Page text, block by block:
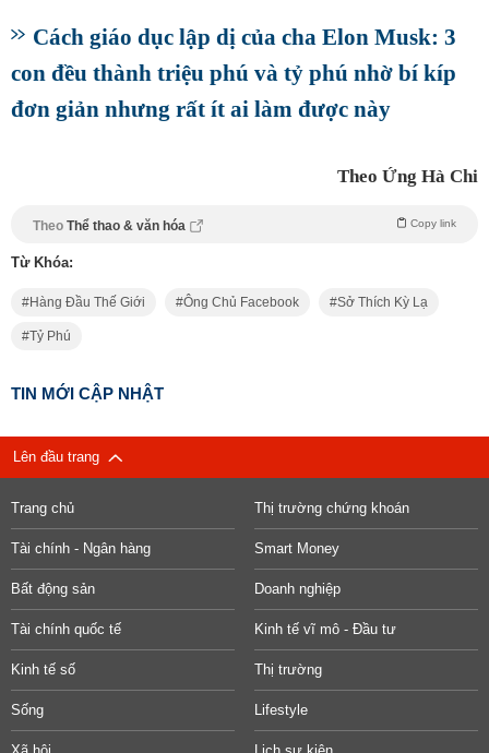
Cách giáo dục lập dị của cha Elon Musk: 3
con đều thành triệu phú và tỷ phú nhờ bí kíp
đơn giản nhưng rất ít ai làm được này
Theo Ứng Hà Chi
Theo Thể thao & văn hóa Copy link
Từ Khóa:
Hàng Đầu Thế Giới Ông Chủ Facebook Sở Thích Kỳ Lạ
Tỷ Phú
TIN MỚI CẬP NHẬT
Lên đầu trang
Trang chủ Thị trường chứng khoán
Tài chính - Ngân hàng Smart Money
Bất động sản Doanh nghiệp
Tài chính quốc tế Kinh tế vĩ mô - Đầu tư
Kinh tế số Thị trường
Sống Lifestyle